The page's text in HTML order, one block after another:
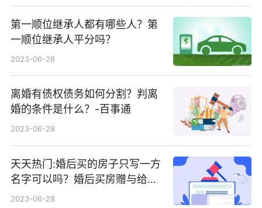
第一顺位继承人都有哪些人？第
一顺位继承人平分吗？
2023-06-28
离婚有债权债务如何分割？判离
婚的条件是什么？-百事通
2023-06-28
天天热门:婚后买的房子只写一方
名字可以吗？婚后买房赠与给父
母需要配偶签字吗？
2023-06-28